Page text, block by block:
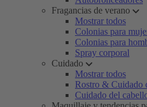
Fragancias de verano
Mostrar todos
Colonias para
Colonias para
Spray corporal
Cuidado
Mostrar todos
Rostro & Cuidado
Cuidado del